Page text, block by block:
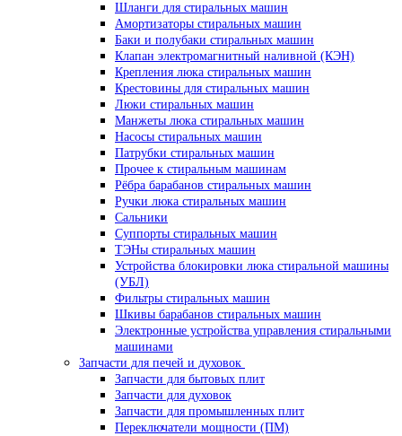
Шланги для стиральных машин
Амортизаторы стиральных машин
Баки и полубаки стиральных машин
Клапан электромагнитный наливной (КЭН)
Крепления люка стиральных машин
Крестовины для стиральных машин
Люки стиральных машин
Манжеты люка стиральных машин
Насосы стиральных машин
Патрубки стиральных машин
Прочее к стиральным машинам
Рёбра барабанов стиральных машин
Ручки люка стиральных машин
Сальники
Суппорты стиральных машин
ТЭНы стиральных машин
Устройства блокировки люка стиральной машины
(УБЛ)
Фильтры стиральных машин
Шкивы барабанов стиральных машин
Электронные устройства управления стиральными
машинами
Запчасти для печей и духовок
Запчасти для бытовых плит
Запчасти для духовок
Запчасти для промышленных плит
Переключатели мощности (ПМ)